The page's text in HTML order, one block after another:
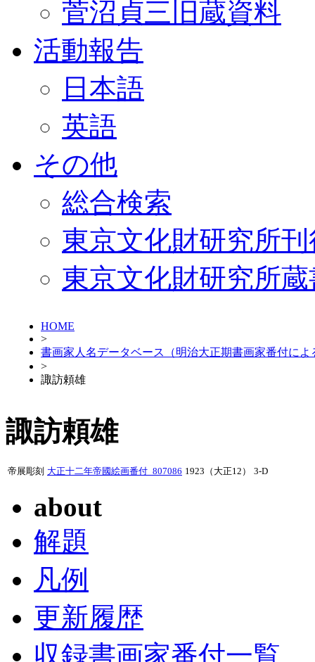
菅沼貞三旧蔵資料
活動報告
日本語
英語
その他
総合検索
東京文化財研究所
東京文化財研究所
HOME
>
書画家人名データベース（明治大正期書画家番付によ
>
諏訪頼雄
諏訪頼雄
帝展彫刻 大正十二年帝國絵画番付_807086 1923（大正12） 3-D
about
解題
凡例
更新履歴
収録書画家番付一覧